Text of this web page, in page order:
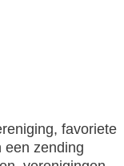
favoriete
een zending